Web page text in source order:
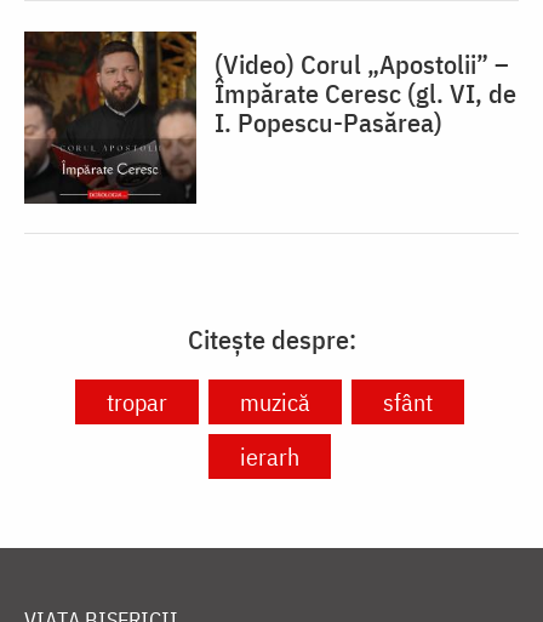
(Video) Corul „Apostolii” –
⁠Împărate Ceresc (gl. VI, de
I. Popescu-Pasărea)
Citește despre:
tropar muzică
sfânt
ierarh